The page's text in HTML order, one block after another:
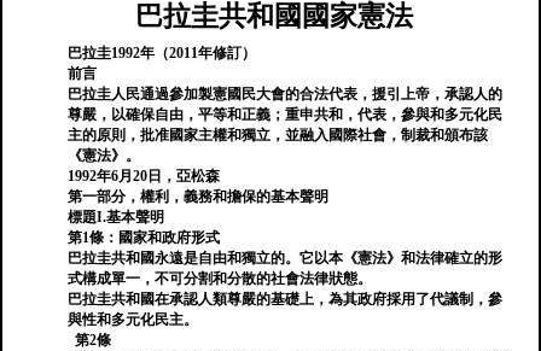
巴拉圭共和國國家憲法
巴拉圭1992年（2011年修訂）
前言
巴拉圭人民通過參加製憲國民大會的合法代表，援引上帝，承認人的
尊嚴，以確保自由，平等和正義；重申共和，代表，參與和多元化民
主的原則，批准國家主權和獨立，並融入國際社會，制裁和頒布該
《憲法》。
1992年6月20日，亞松森
第一部分，權利，義務和擔保的基本聲明
標題I.基本聲明
第1條：國家和政府形式
巴拉圭共和國永遠是自由和獨立的。它以本《憲法》和法律確立的形
式構成單一，不可分割和分散的社會法律狀態。
巴拉圭共和國在承認人類尊嚴的基礎上，為其政府採用了代議制，參
與性和多元化民主。
第2條